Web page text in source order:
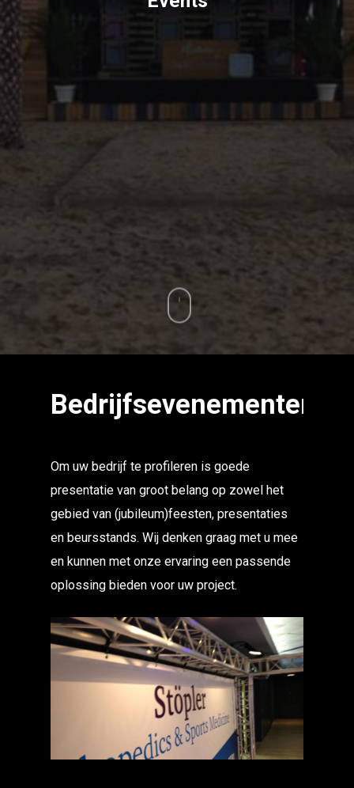
Bedrijfsevenementen
Om uw bedrijf te profileren is goede
presentatie van groot belang op zowel het
gebied van (jubileum)feesten, presentaties
en beursstands. Wij denken graag met u mee
en kunnen met onze ervaring een passende
oplossing bieden voor uw project.